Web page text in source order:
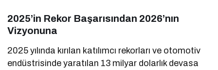
2025’in Rekor Başarısından 2026’nın
Vizyonuna
2025 yılında kırılan katılımcı rekorları ve otomotiv
endüstrisinde yaratılan 13 milyar dolarlık devasa